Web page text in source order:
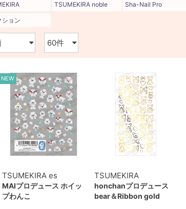
TSUMEKIRA noble Sha-Nail Pro
ション
NEW
TSUMEKIRA es
MAIプロデュース ホイッ
プわんこ
TSUMEKIRA
honchanプロデュース
bear＆Ribbon gold